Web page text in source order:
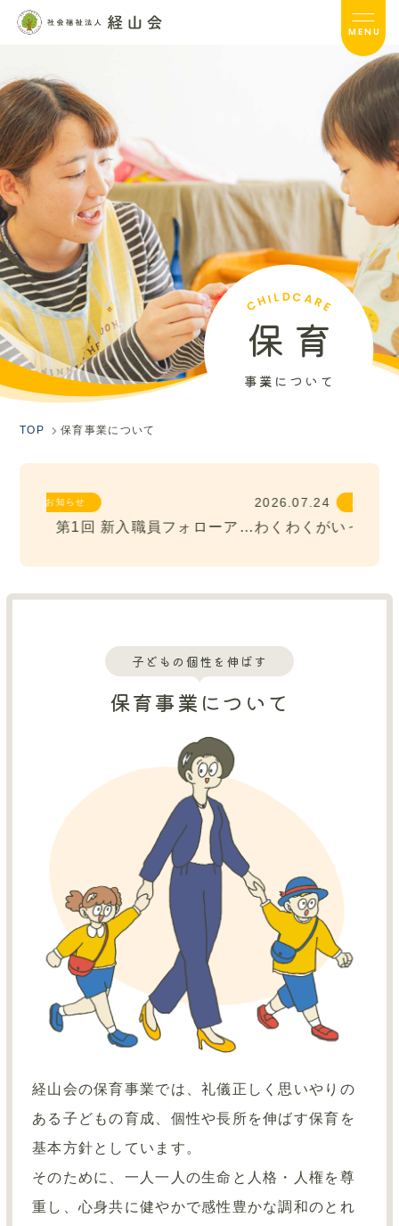
経山会TOP
経山会について
経山会の取り組み
介護事業TOP
保育事業TOP
採用情報TOP
サイトマップ
お知らせ
情報公開
MENU
保育
事業について
CHILDCARE
TOP 保育事業について
ート保育教諭募集！
2026.07.24
わくわくがいっぱい！保育園の夏の思い出（保育施設vol.9）
子どもの個性を伸ばす
保育事業について
経山会の保育事業では、礼儀正しく思いやりの
ある子どもの育成、個性や長所を伸ばす保育を
基本方針としています。
そのために、一人一人の生命と人格・人権を尊
重し、心身共に健やかで感性豊かな調和のとれ